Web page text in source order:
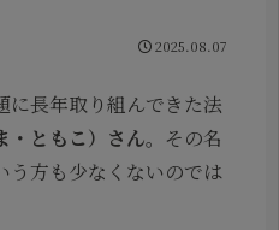
2025.08.07
に長年取り組んできた法
・ともこ）さん。その名
う方も少なくないのでは